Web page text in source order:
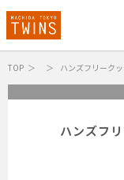
TOP ハンズフリーク
ハンズフ